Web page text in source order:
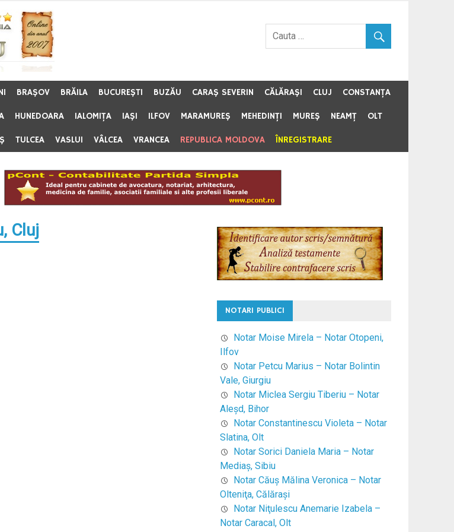
BRAŞOV BRĂILA BUCUREŞTI BUZĂU CARAŞ SEVERIN CĂLĂRAŞI CLUJ CONSTANŢA
HUNEDOARA IALOMIŢA IAŞI ILFOV MARAMUREŞ MEHEDINŢI MUREŞ NEAMŢ OLT
TULCEA VASLUI VÂLCEA VRANCEA REPUBLICA MOLDOVA ÎNREGISTRARE
Cluj
NOTARI PUBLICI
Notar Moise Mirela – Notar Otopeni,
Ilfov
Notar Petcu Marius – Notar Bolintin
Vale, Giurgiu
Notar Miclea Sergiu Tiberiu – Notar
Aleşd, Bihor
Notar Constantinescu Violeta – Notar
Slatina, Olt
Notar Sorici Daniela Maria – Notar
Mediaş, Sibiu
Notar Căuş Mălina Veronica – Notar
Olteniţa, Călăraşi
Notar Niţulescu Anemarie Izabela –
Notar Caracal, Olt